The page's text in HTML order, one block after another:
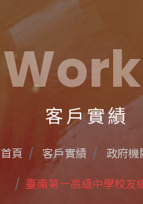
客戶實績
首頁 客戶實績
政府機
臺南第一高級中學校友